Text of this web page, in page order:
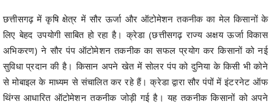
छत्तीसगढ़ में कृषि क्षेत्र में सौर ऊर्जा और ऑटोमेशन तकनीक का मेल किसानों के
लिए बेहद उपयोगी साबित हो रहा है। क्रेडा (छत्तीसगढ़ राज्य अक्षय ऊर्जा विकास
अभिकरण) ने सौर पंप ऑटोमेशन तकनीक का सफल प्रयोग कर किसानों को नई
सुविधा प्रदान की है। किसान अपने खेत में सोलर पंप को दुनिया के किसी भी कोने
से मोबाइल के माध्यम से संचालित कर रहे हैं। क्रेडा द्वारा सौर पंपों में इंटरनेट ऑफ
थिंग्स आधारित ऑटोमेशन तकनीक जोड़ी गई है। यह तकनीक किसानों को अपने